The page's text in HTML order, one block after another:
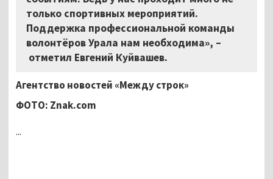
только спортивных мероприятий.
Поддержка профессиональной команды
волонтёров Урала нам необходима», –
отметил Евгений Куйвашев.
Агентство новостей «Между строк»
ФОТО: Znak.com
...